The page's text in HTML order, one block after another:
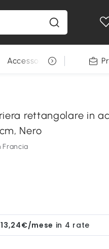
Accessori per animali
rettangolare in
Nero
Francia